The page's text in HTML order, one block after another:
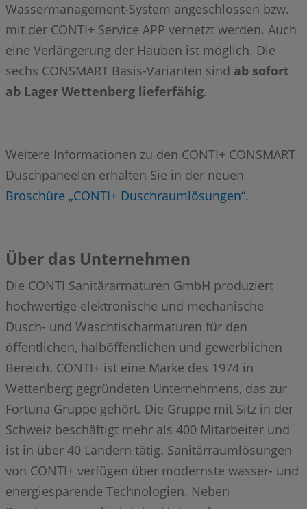
Wassermanagement-System angeschlossen bzw.
mit der CONTI+ Service APP vernetzt werden. Auch
eine Verlängerung der Hauben ist möglich. Die
sechs CONSMART Basis-Varianten sind ab sofort
ab Lager Wettenberg lieferfähig.
Weitere Informationen zu den CONTI+ CONSMART
Duschpaneelen erhalten Sie in der neuen
Broschüre „CONTI+ Duschraumlösungen“.
Über das Unternehmen
Die CONTI Sanitärarmaturen GmbH produziert
hochwertige elektronische und mechanische
Dusch- und Waschtischarmaturen für den
öffentlichen, halböffentlichen und gewerblichen
Bereich. CONTI+ ist eine Marke des 1974 in
Wettenberg gegründeten Unternehmens, das zur
Fortuna Gruppe gehört. Die Gruppe mit Sitz in der
Schweiz beschäftigt mehr als 400 Mitarbeiter und
ist in über 40 Ländern tätig. Sanitärraumlösungen
von CONTI+ verfügen über modernste wasser- und
energiesparende Technologien. Neben